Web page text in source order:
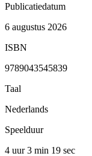
Publicatiedatum
6 augustus 2026
ISBN
9789043545839
Taal
Nederlands
Speelduur
4 uur 3 min 19 sec